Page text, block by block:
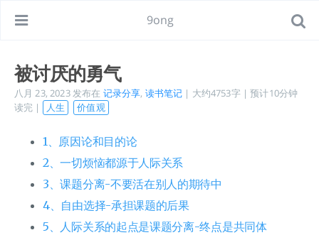
9ong
被讨厌的勇气
八月 23, 2023发布在 记录分享, 读书笔记 | 大约4753字 | 预计10分钟
读完 |
人生 价值观
1、原因论和目的论
2、一切烦恼都源于人际关系
3、课题分离-不要活在别人的期待中
4、自由选择-承担课题的后果
5、人际关系的起点是课题分离-终点是共同体